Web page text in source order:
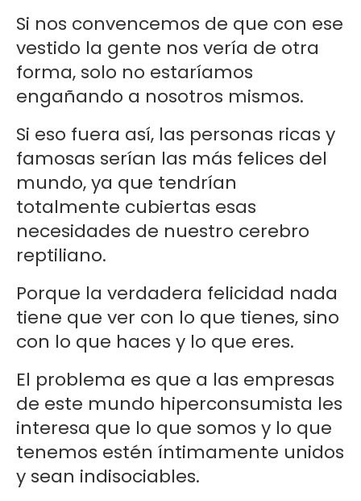
Si nos convencemos de que con ese
vestido la gente nos vería de otra
forma, solo no estaríamos
engañando a nosotros mismos.
Si eso fuera así, las personas ricas y
famosas serían las más felices del
mundo, ya que tendrían
totalmente cubiertas esas
necesidades de nuestro cerebro
reptiliano.
Porque la verdadera felicidad nada
tiene que ver con lo que tienes, sino
con lo que haces y lo que eres.
El problema es que a las empresas
de este mundo hiperconsumista les
interesa que lo que somos y lo que
tenemos estén íntimamente unidos
y sean indisociables.